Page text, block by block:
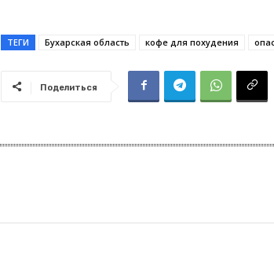
ТЕГИ Бухарская область кофе для похудения
Поделиться